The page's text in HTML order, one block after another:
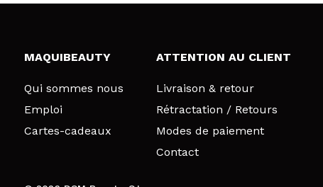
MAQUIBEAUTY
Qui sommes nous
Emploi
Cartes-cadeaux
ATTENTION AU CLIENT
Livraison & retour
Rétractation / Retours
Modes de paiement
Contact